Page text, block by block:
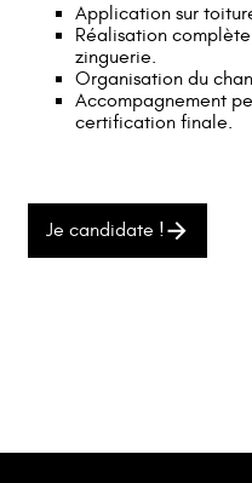
Application sur
Réalisation
zinguerie.
Organisation du
Accompagnement
certification finale.
Je candidate !